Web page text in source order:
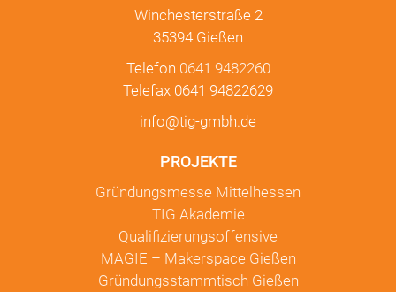
Winchesterstraße 2
35394 Gießen
Telefon 0641 9482260
Telefax 0641 94822629
info@tig-gmbh.de
PROJEKTE
Gründungsmesse Mittelhessen
TIG Akademie
Qualifizierungsoffensive
MAGIE – Makerspace Gießen
Gründungsstammtisch Gießen